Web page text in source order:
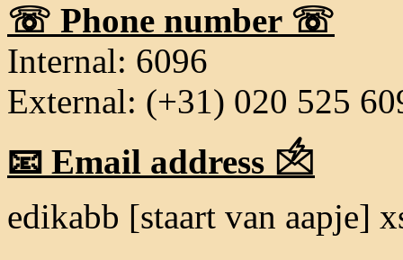
☏ Phone number ☏
Internal: 6096
External: (+31) 020 525
📧 Email address 🖄
edikabb [staart van aapje]